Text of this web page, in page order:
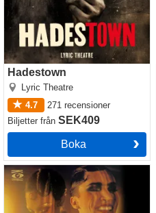
Hadestown
Lyric Theatre
4.7
271 recensioner
Biljetter från SEK409
Boka
Cabaret